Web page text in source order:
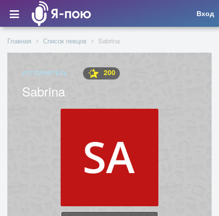
Вход
Главная Список певцов Sabrina
ИСПОЛНИТЕЛЬ 200
Sabrina